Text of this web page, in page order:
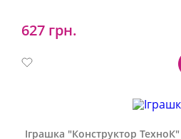
627 грн.
Артикул:
Іграшка "Конструктор